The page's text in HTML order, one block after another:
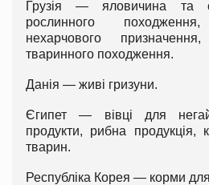
Грузія — яловичина та
рослинного
нехарчового
тваринного походження.
Данія — живі гризуни.
Єгипет — вівці для
продукти, рибна
тварин.
Республіка Корея — корми